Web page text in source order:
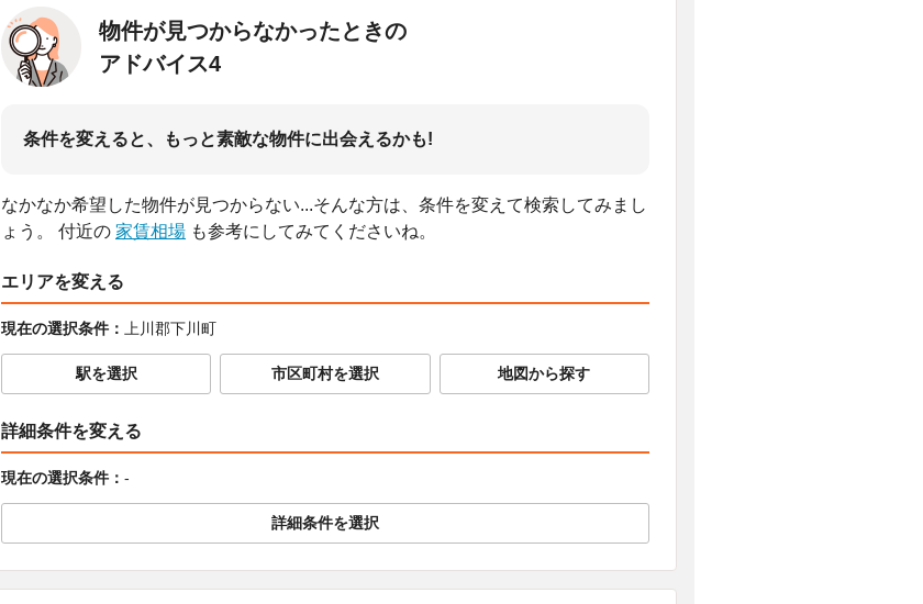
物件が見つからなかったときの
アドバイス4
条件を変えると、もっと素敵な物件に出会えるかも!
なかなか希望した物件が見つからない...そんな方は、条件を変えて検索してみまし
ょう。 付近の 家賃相場 も参考にしてみてくださいね。
エリアを変える
現在の選択条件： 上川郡下川町
駅を選択 市区町村を選択 地図から探す
詳細条件を変える
現在の選択条件： -
詳細条件を選択